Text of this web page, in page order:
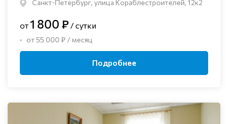
Санкт-Петербург, улица Кораблестроителей, 12к2
от1 800 ₽ / сутки
от 55 000 ₽ / месяц
Подробнее